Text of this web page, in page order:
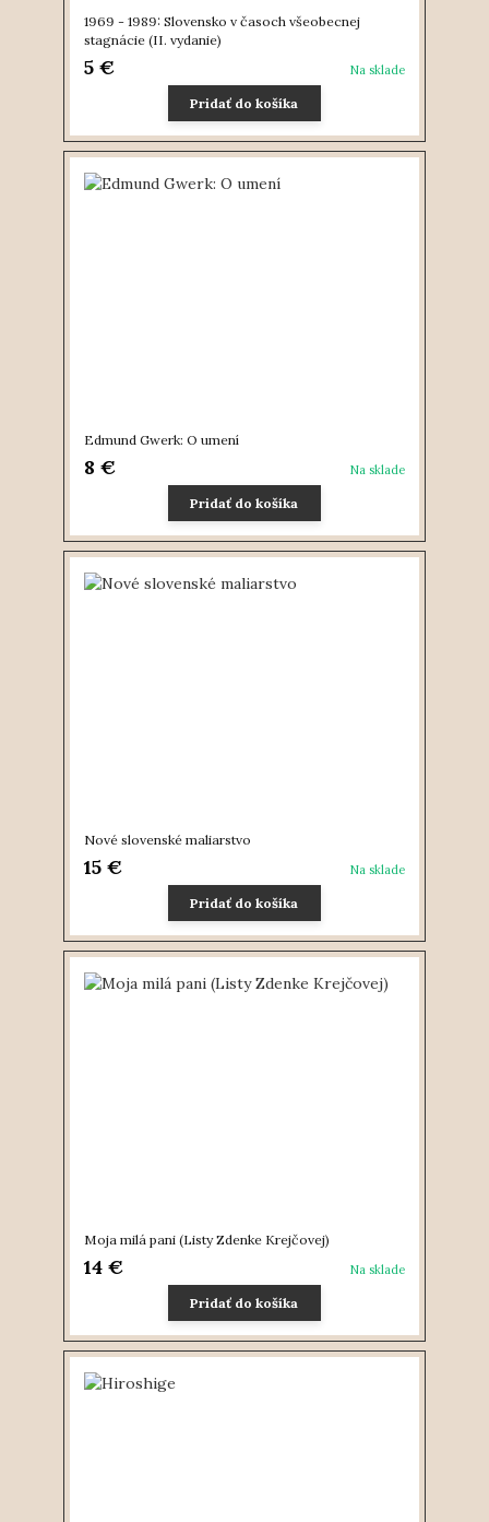
1969 - 1989: Slovensko v časoch všeobecnej
stagnácie (II. vydanie)
5 € Na sklade
Pridať do košíka
Edmund Gwerk: O umení
8 € Na sklade
Pridať do košíka
Nové slovenské maliarstvo
15 € Na sklade
Pridať do košíka
Moja milá pani (Listy Zdenke Krejčovej)
14 € Na sklade
Pridať do košíka